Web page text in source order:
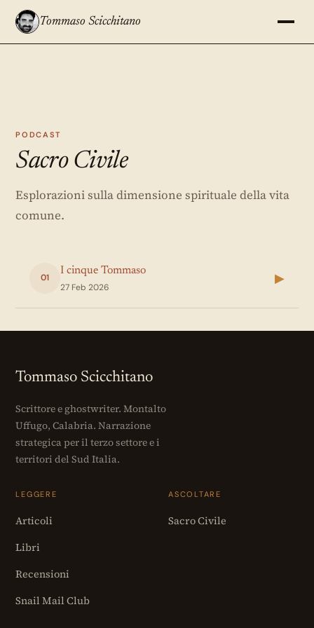
Tommaso Scicchitano
PODCAST
Sacro Civile
Esplorazioni sulla dimensione spirituale della vita
comune.
01
I cinque Tommaso
27 Feb 2026
▶
Tommaso Scicchitano
Scrittore e ghostwriter. Montalto
Uffugo, Calabria. Narrazione
strategica per il terzo settore e i
territori del Sud Italia.
LEGGERE
Articoli
Libri
Recensioni
Snail Mail Club
ASCOLTARE
Sacro Civile